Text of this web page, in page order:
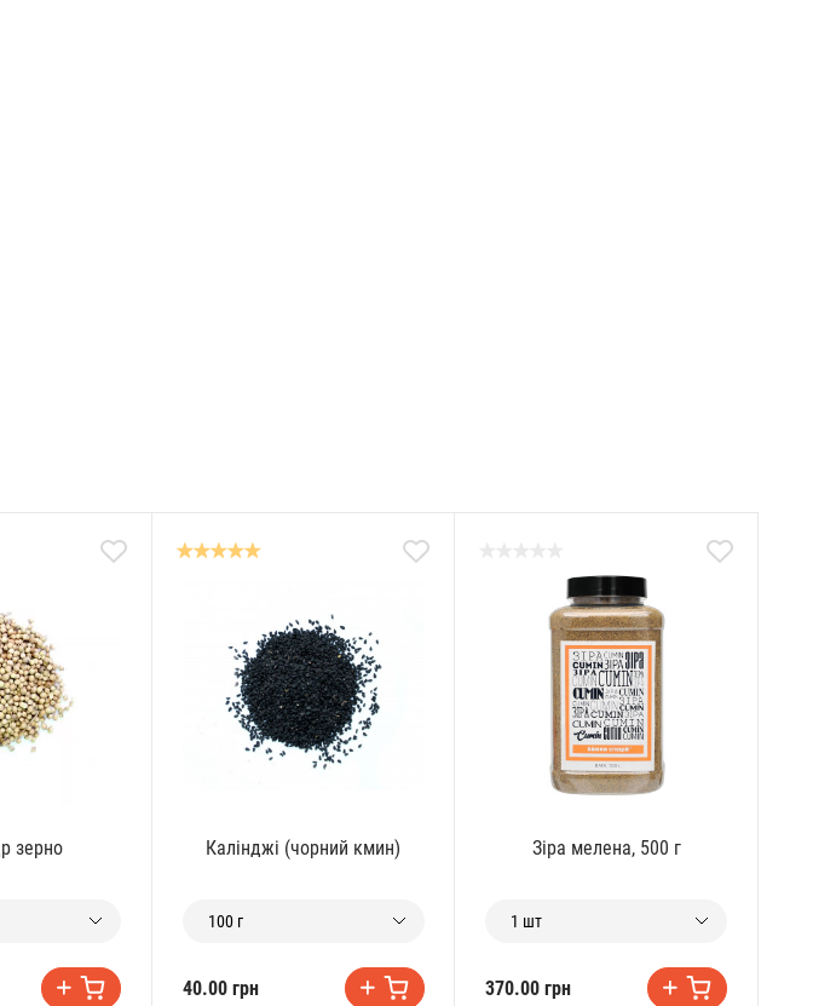
зерно Калінджі (чорний кмин)
100 г
40.00 грн
Зіра мелена, 500 г
1 шт
370.00 грн